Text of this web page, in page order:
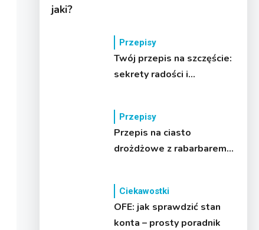
jaki?
Przepisy
Twój przepis na szczęście:
sekrety radości i
Przepisy
Przepis na ciasto
drożdżowe z rabarbarem –
Ciekawostki
OFE: jak sprawdzić stan
konta – prosty poradnik